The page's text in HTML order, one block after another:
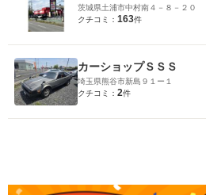
茨城県土浦市中村南４－８－２０
クチコミ： 163件
カーショップＳＳＳ
埼玉県熊谷市新島９１ー１
クチコミ： 2件